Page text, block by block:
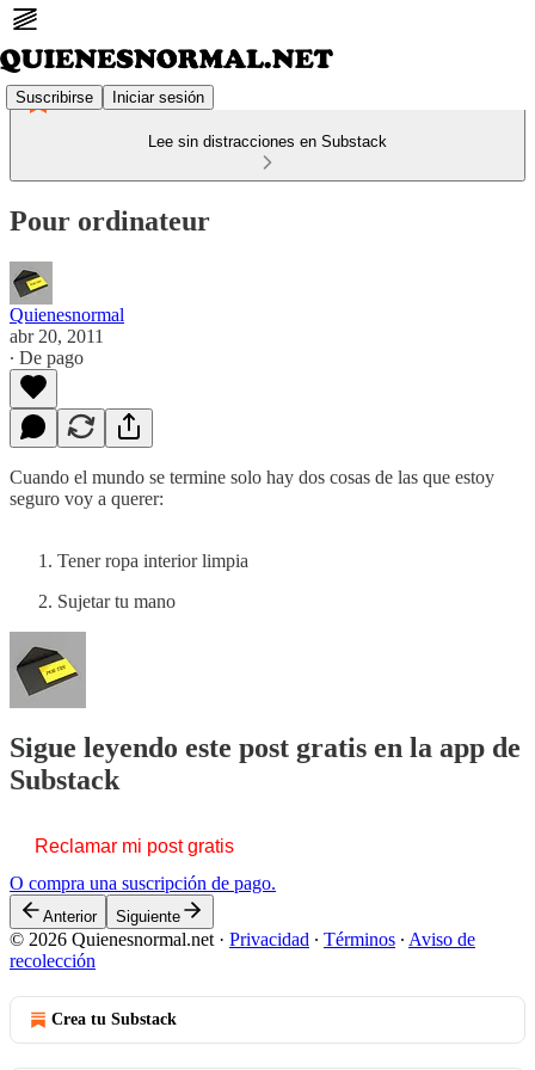
Suscribirse Iniciar sesión
Lee sin distracciones en Substack
Pour ordinateur
Quienesnormal
abr 20, 2011
∙ De pago
Cuando el mundo se termine solo hay dos cosas de las que estoy
seguro voy a querer:
Tener ropa interior limpia
Sujetar tu mano
Sigue leyendo este post gratis en la app de
Substack
Reclamar mi post gratis
O compra una suscripción de pago.
Anterior Siguiente
© 2026 Quienesnormal.net · Privacidad ∙ Términos ∙ Aviso de
recolección
Crea tu Substack